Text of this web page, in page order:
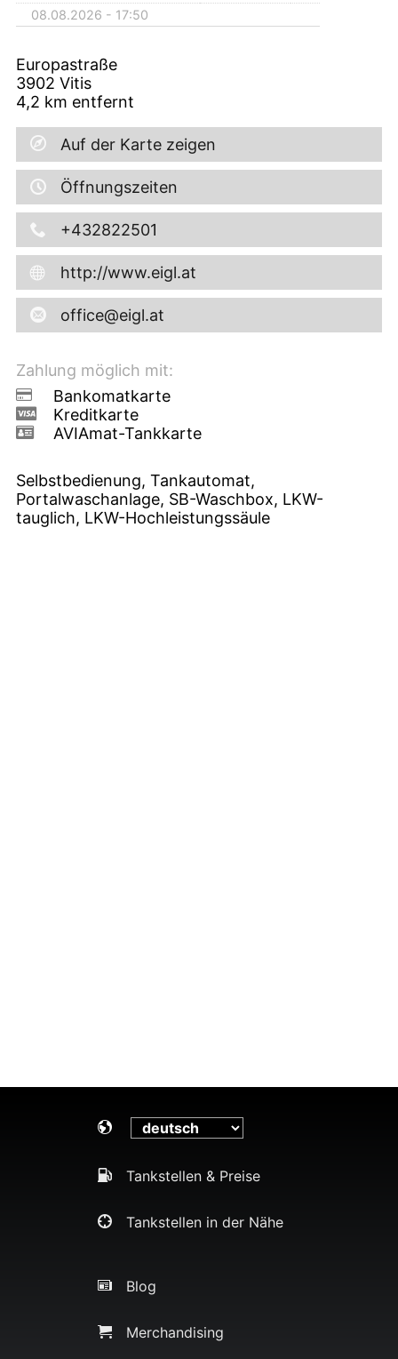
08.08.2026 - 17:50
Europastraße
3902 Vitis
4,2 km entfernt
Auf der Karte zeigen
Öffnungszeiten
+432822501
http://www.eigl.at
office@eigl.at
Zahlung möglich mit:
Bankomatkarte
Kreditkarte
AVIAmat-Tankkarte
Selbstbedienung, Tankautomat,
Portalwaschanlage, SB-Waschbox, LKW-
tauglich, LKW-Hochleistungssäule
Tankstellen & Preise
Tankstellen in der Nähe
Blog
Merchandising